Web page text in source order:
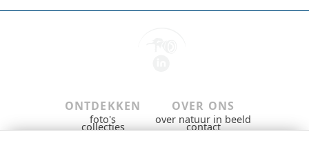
ONTDEKKEN
foto's
collecties
gebieden & groepen
OVER ONS
over natuur in beeld
contact
privacybeleid